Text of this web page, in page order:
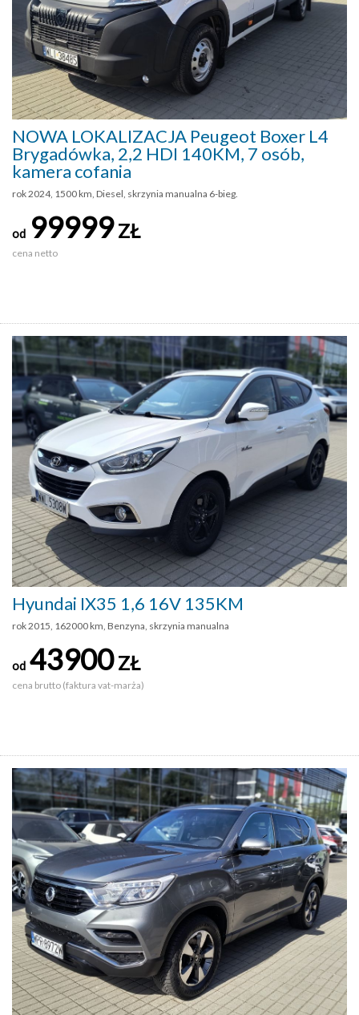
NOWA LOKALIZACJA Peugeot Boxer L4
Brygadówka, 2,2 HDI 140KM, 7 osób,
kamera cofania
rok 2024, 1500 km, Diesel, skrzynia manualna 6-bieg.
od 99999ZŁ
cena netto
Hyundai IX35 1,6 16V 135KM
rok 2015, 162000 km, Benzyna, skrzynia manualna
od 43900ZŁ
cena brutto (faktura vat-marża)